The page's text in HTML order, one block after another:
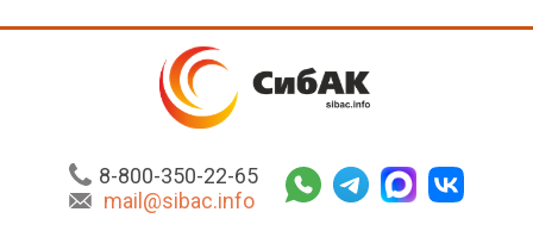
8-800-350-22-65
mail@sibac.info